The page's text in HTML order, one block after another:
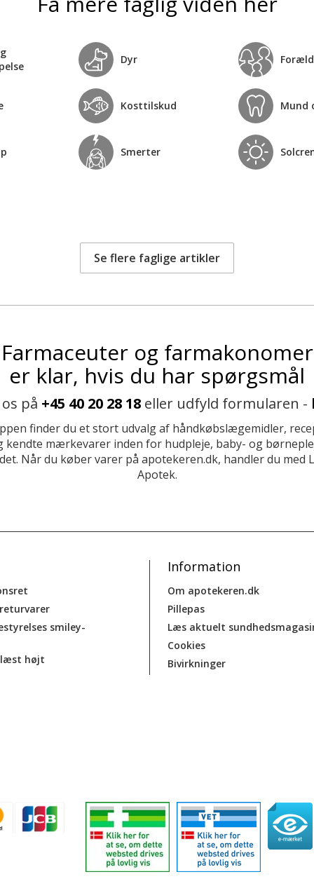
Dyr
Kosttilskud Mund
Smerter
Se flere faglige artikler
Farmaceuter og farmakonomer
er klar, hvis du har spørgsmål
på +45 40 20 28 18 eller udfyld formularen -
finder du et stort udvalg af håndkøbslægemidler,
kendte mærkevarer inden for hudpleje, baby- og
Når du køber varer på apotekeren.dk, handler du med
Apotek.
smiley-
læst højt
Information
Om apotekeren.dk
Pillepas
Læs aktuelt
Cookies
Bivirkninger